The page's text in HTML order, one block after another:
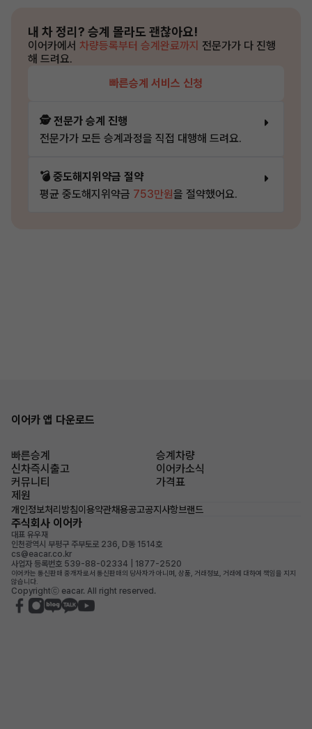
내 차 정리? 승계 몰라도 괜찮아요!
이어카에서 차량등록부터 승계완료까지 전문가가 다 진행
해 드려요.
빠른승계 서비스 신청
🕵️ 전문가 승계 진행
전문가가 모든 승계과정을 직접 대행해 드려요.
💣 중도해지위약금 절약
평균 중도해지위약금 753만원을 절약했어요.
이어카 앱 다운로드
빠른승계
승계차량
신차즉시출고
이어카소식
커뮤니티
가격표
제원
개인정보처리방침이용약관채용공고공지사항브랜드
주식회사 이어카
대표 유우재
인천광역시 부평구 주부토로 236, D동 1514호
cs@eacar.co.kr
사업자 등록번호 539-88-02334 | 1877-2520
이어카는 통신판매 중개자로서 통신판매의 당사자가 아니며, 상품, 거래정보, 거래에 대하여 책임을 지지
않습니다.
Copyrightⓒ eacar. All right reserved.